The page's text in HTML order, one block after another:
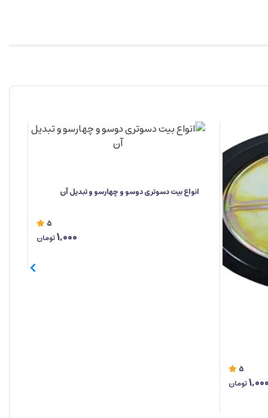
5
1,000تومان
انواع بیت دسوتری دوسو و چهارسو و تبدیل آن
5
1,000تومان